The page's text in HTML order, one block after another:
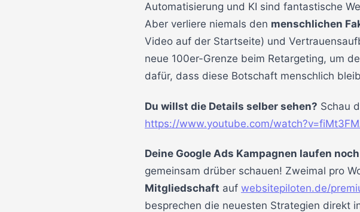
Automatisierung und KI sind fantastische
Aber verliere niemals den menschlichen
Video auf der Startseite) und
neue 100er-Grenze beim Retargeting, um
dafür, dass diese Botschaft menschlich
Du willst die Details selber sehen? Schau
https://www.youtube.com/
Deine Google Ads Kampagnen laufen
gemeinsam drüber schauen! Zweimal pro
Mitgliedschaft auf websitepiloten.de/
besprechen die neuesten Strategien direkt